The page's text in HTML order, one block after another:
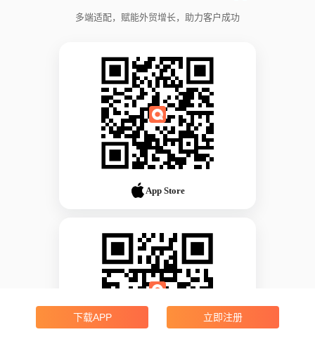
多端适配，赋能外贸增长，助力客户成功
App Store
下载APP 立即注册